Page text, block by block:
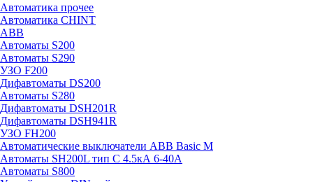
Автоматика прочее
Автоматика CHINT
ABB
Автоматы S200
Автоматы S290
УЗО F200
Дифавтоматы DS200
Автоматы S280
Дифавтоматы DSH201R
Дифавтоматы DSH941R
УЗО FH200
Автоматические выключатели ABB Basic M
Автоматы SH200L тип С 4.5кА 6-40А
Автоматы S800